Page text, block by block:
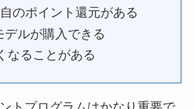
のポイント還元がある
デルが購入できる
なることがある